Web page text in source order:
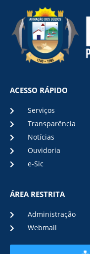
ACESSO RÁPIDO
Serviços
Transparência
Notícias
Ouvidoria
e-Sic
ÁREA RESTRITA
Administração
Webmail